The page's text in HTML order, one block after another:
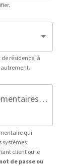
résidence, à
autrement.
Informations d'identification supplémentaires (facultatif)
qui
systèmes
client ou le
de passe ou